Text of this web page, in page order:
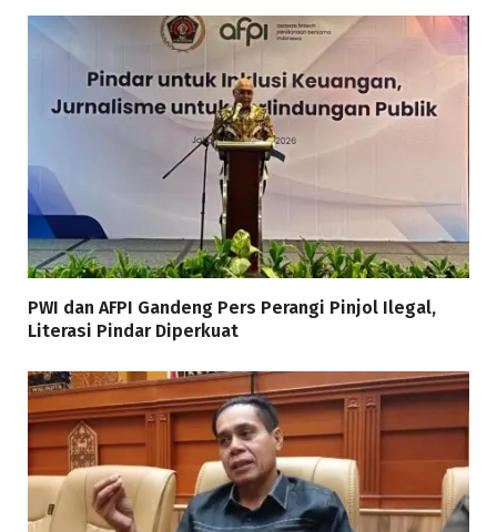
PWI dan AFPI Gandeng Pers Perangi Pinjol Ilegal,
Literasi Pindar Diperkuat